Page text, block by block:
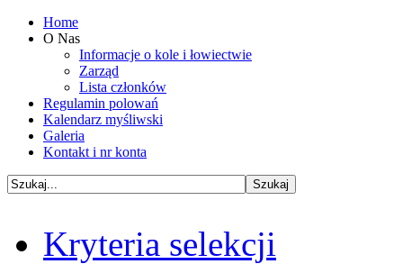
Home
O Nas
Informacje o kole i łowiectwie
Zarząd
Lista członków
Regulamin polowań
Kalendarz myśliwski
Galeria
Kontakt i nr konta
Kryteria selekcji